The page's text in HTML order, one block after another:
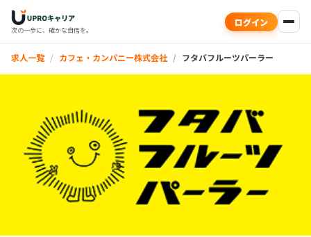
次の一歩に、確かな自信を。
ログイン
求人一覧 カフェ・カンパニー株式会社 フタバフルーツパーラー